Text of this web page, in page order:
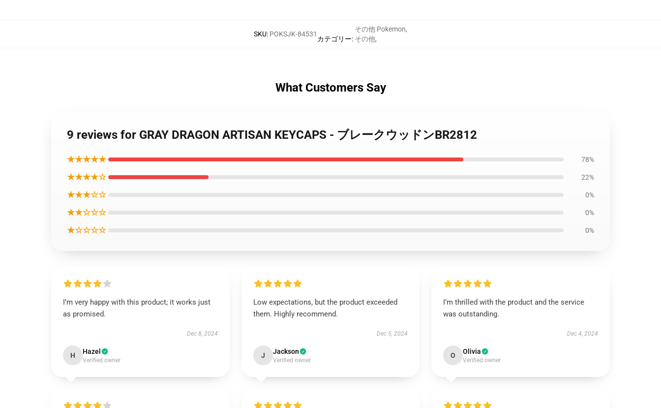
SKU: POKSJK-84531
カテゴリー:
その他 Pokemon,
その他,
What Customers Say
9 reviews for GRAY DRAGON ARTISAN KEYCAPS - ブレークウッドンBR2812
★★★★★ 78%
★★★★☆ 22%
★★★☆☆ 0%
★★☆☆☆ 0%
★☆☆☆☆ 0%
I’m very happy with this product; it works just
as promised.
Dec 8, 2024
H Hazel
Verified owner
Low expectations, but the product exceeded
them. Highly recommend.
Dec 5, 2024
J Jackson
Verified owner
I’m thrilled with the product and the service
was outstanding.
Dec 4, 2024
O Olivia
Verified owner